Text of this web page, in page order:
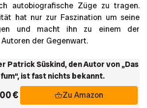
autobiografische Züge zu tragen.
hat nur zur Faszination um seine
und macht ihn zu einem der
der Gegenwart.
Patrick Süskind, den Autor von „Das
ist fast nichts bekannt.
€ Zu Amazon